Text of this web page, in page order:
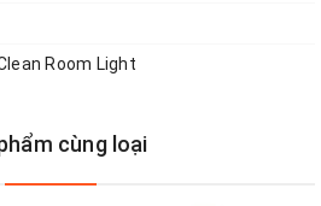
Đèn Đường Sân Vườn Công Viên
Room Light
cùng loại